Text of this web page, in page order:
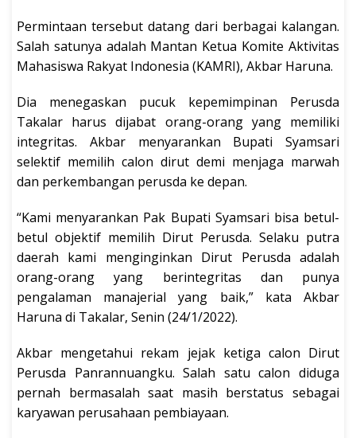
Permintaan tersebut datang dari berbagai kalangan.
Salah satunya adalah Mantan Ketua Komite Aktivitas
Mahasiswa Rakyat Indonesia (KAMRI), Akbar Haruna.
Dia menegaskan pucuk kepemimpinan Perusda
Takalar harus dijabat orang-orang yang memiliki
integritas. Akbar menyarankan Bupati Syamsari
selektif memilih calon dirut demi menjaga marwah
dan perkembangan perusda ke depan.
“Kami menyarankan Pak Bupati Syamsari bisa betul-
betul objektif memilih Dirut Perusda. Selaku putra
daerah kami menginginkan Dirut Perusda adalah
orang-orang yang berintegritas dan punya
pengalaman manajerial yang baik,” kata Akbar
Haruna di Takalar, Senin (24/1/2022).
Akbar mengetahui rekam jejak ketiga calon Dirut
Perusda Panrannuangku. Salah satu calon diduga
pernah bermasalah saat masih berstatus sebagai
karyawan perusahaan pembiayaan.